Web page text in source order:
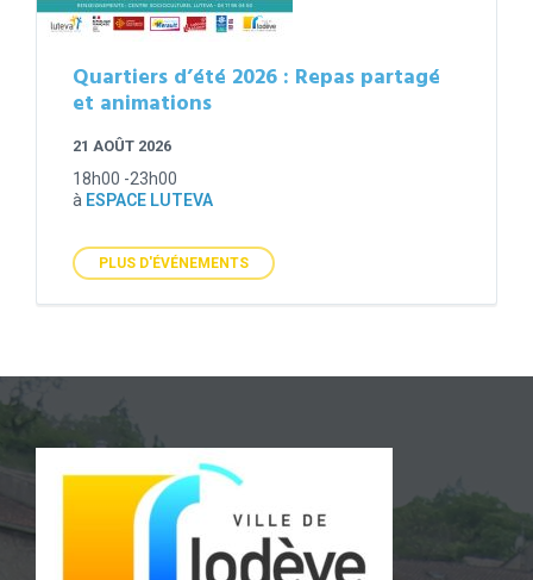
Quartiers d’été 2026 : Repas partagé
et animations
21 AOÛT 2026
18h00 -23h00
à ESPACE LUTEVA
PLUS D'ÉVÉNEMENTS